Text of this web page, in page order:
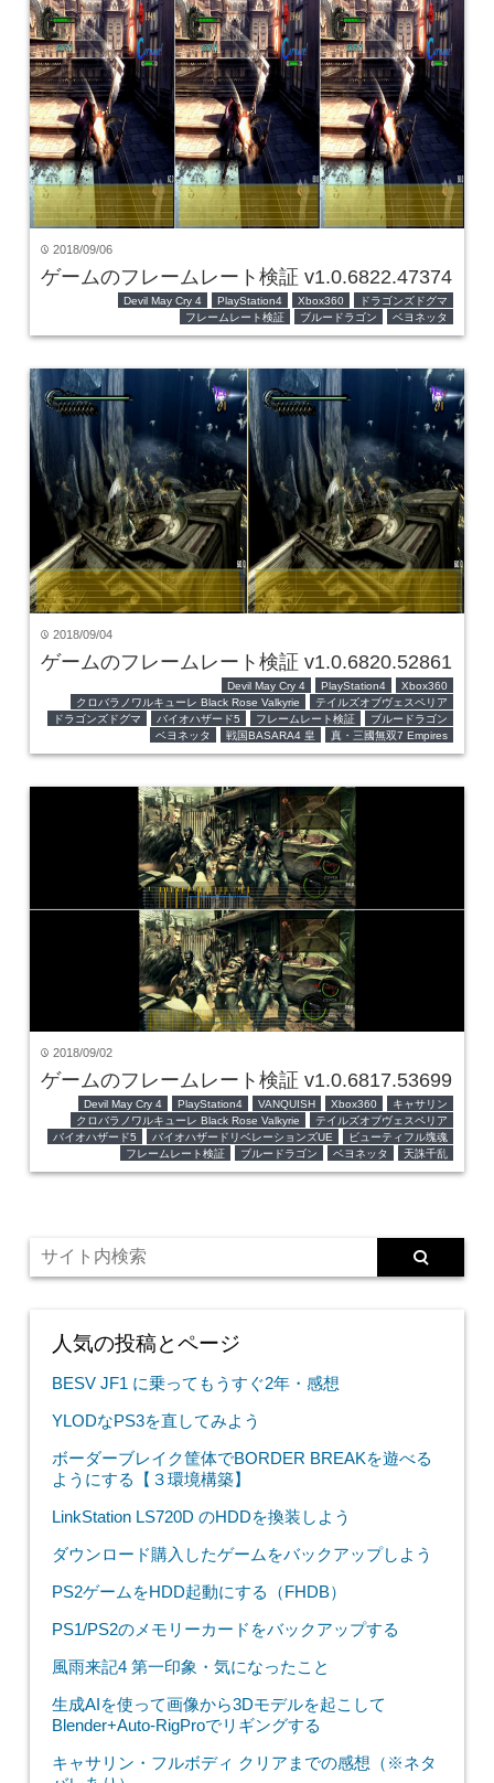
time 2018/09/06
ゲームのフレームレート検証 v1.0.6822.47374
Devil May Cry 4 PlayStation4 Xbox360
ドラゴンズドグマ
フレームレート検証
ブルードラゴン ベヨネッタ
time 2018/09/04
ゲームのフレームレート検証 v1.0.6820.52861
Devil May Cry 4 PlayStation4
Xbox360
クロバラノワルキューレ Black Rose Valkyrie
テイルズオブヴェスペリア
ドラゴンズドグマ
バイオハザード5 フレームレート検証
ブルードラゴン
ベヨネッタ
戦国BASARA4 皇 真・三國無双7 Empires
time 2018/09/02
ゲームのフレームレート検証 v1.0.6817.53699
Devil May Cry 4 PlayStation4 VANQUISH Xbox360
キャサリン
クロバラノワルキューレ Black Rose Valkyrie
テイルズオブヴェスペリア
バイオハザード5
バイオハザードリベレーションズUE
ビューティフル塊魂
フレームレート検証
ブルードラゴン ベヨネッタ 天誅千乱
人気の投稿とページ
BESV JF1 に乗ってもうすぐ2年・感想
YLODなPS3を直してみよう
ボーダーブレイク筐体でBORDER BREAKを遊べる
ようにする【３環境構築】
LinkStation LS720D のHDDを換装しよう
ダウンロード購入したゲームをバックアップしよう
PS2ゲームをHDD起動にする（FHDB）
PS1/PS2のメモリーカードをバックアップする
風雨来記4 第一印象・気になったこと
生成AIを使って画像から3Dモデルを起こして
Blender+Auto-RigProでリギングする
キャサリン・フルボディ クリアまでの感想（※ネタ